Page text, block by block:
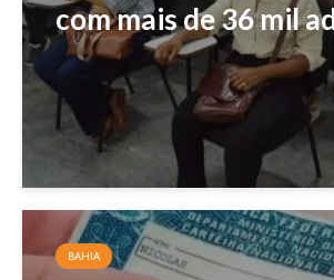
com mais de 36 mil
BAHIA